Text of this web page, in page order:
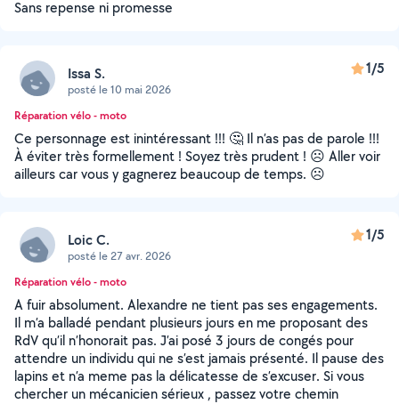
Sans repense ni promesse
Issa S.
posté le 10 mai 2026
1/5
Réparation vélo - moto
Ce personnage est inintéressant !!! 🤔 Il n’as pas de parole !!!
À éviter très formellement ! Soyez très prudent ! ☹️ Aller voir
ailleurs car vous y gagnerez beaucoup de temps. ☹️
Loic C.
posté le 27 avr. 2026
1/5
Réparation vélo - moto
A fuir absolument. Alexandre ne tient pas ses engagements.
Il m’a balladé pendant plusieurs jours en me proposant des
RdV qu’il n’honorait pas. J’ai posé 3 jours de congés pour
attendre un individu qui ne s’est jamais présenté. Il pause des
lapins et n’a meme pas la délicatesse de s’excuser. Si vous
chercher un mécanicien sérieux , passez votre chemin